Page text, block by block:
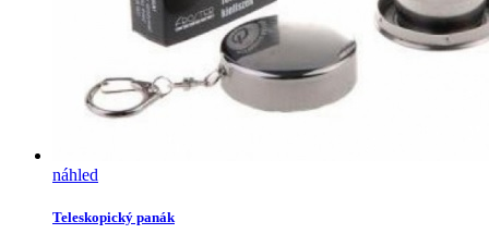
náhled
Teleskopický panák